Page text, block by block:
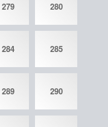
279 280
284 285
289 290